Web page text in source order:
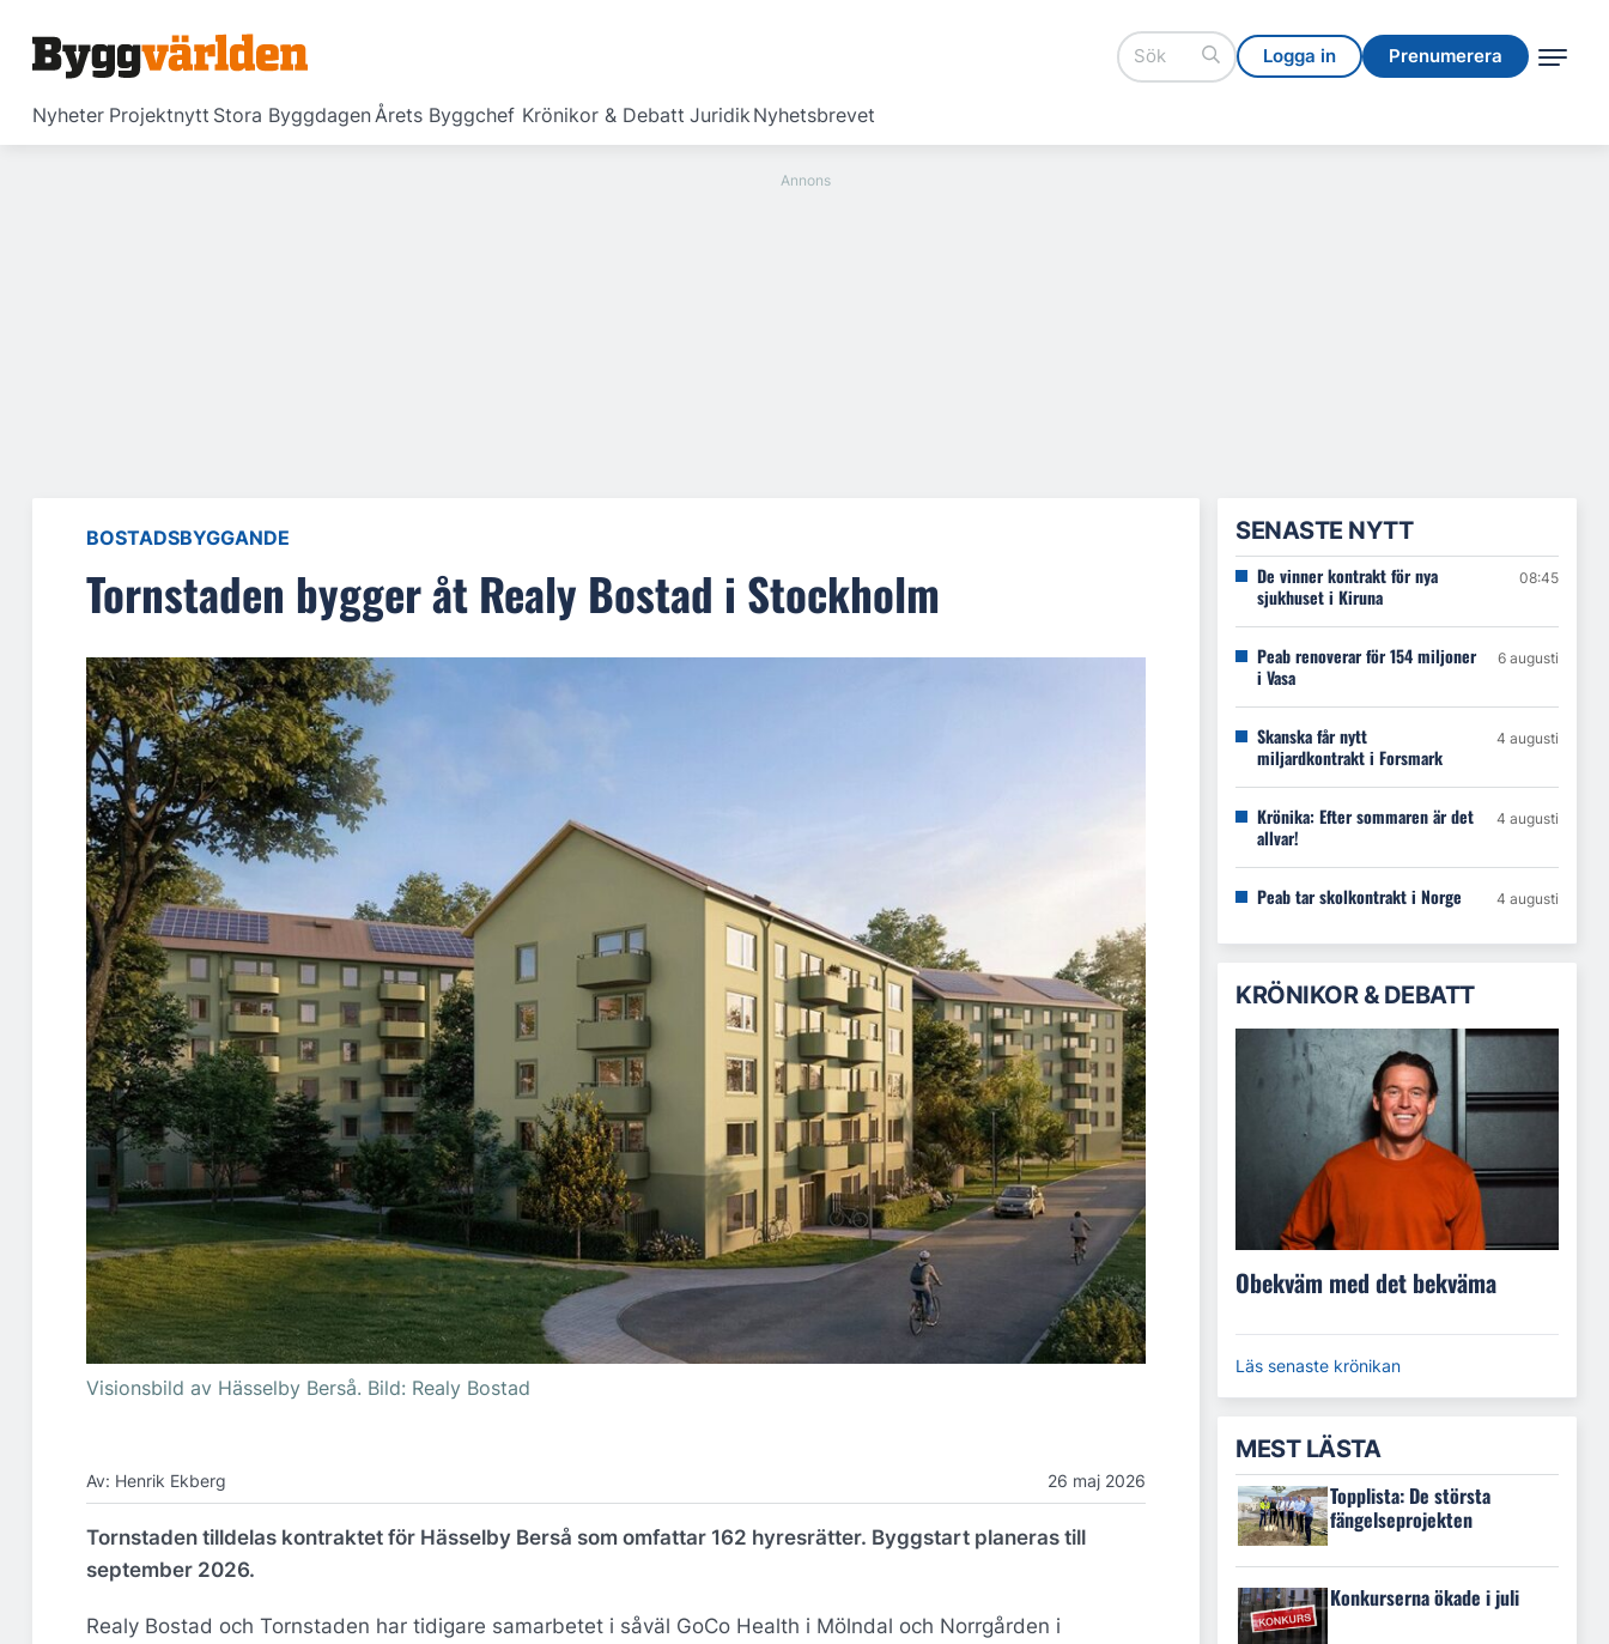
Logga in Prenumerera
Nyheter Projektnytt Stora ByggdagenÅrets Byggchef Krönikor & Debatt JuridikNyhetsbrevet
Logga in Prenumerera
BOSTADSBYGGANDE
Tornstaden bygger åt Realy Bostad i Stockholm
Visionsbild av Hässelby Berså. Bild: Realy Bostad
Av: Henrik Ekberg 26 maj 2026
Tornstaden tilldelas kontraktet för Hässelby Berså som omfattar 162 hyresrätter. Byggstart planeras till
september 2026.
Realy Bostad och Tornstaden har tidigare samarbetet i såväl GoCo Health i Mölndal och Norrgården i
SENASTE NYTT
De vinner kontrakt för nya
sjukhuset i Kiruna
08:45
Peab renoverar för 154 miljoner
i Vasa
6 augusti
Skanska får nytt
miljardkontrakt i Forsmark
4 augusti
Krönika: Efter sommaren är det
allvar!
4 augusti
Peab tar skolkontrakt i Norge 4 augusti
KRÖNIKOR & DEBATT
Obekväm med det bekväma
Läs senaste krönikan
MEST LÄSTA
Topplista: De största
fängelseprojekten
Konkurserna ökade i juli